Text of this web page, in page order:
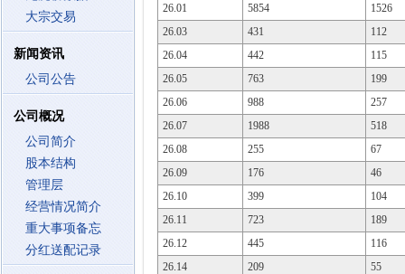
大宗交易
新闻资讯
公司公告
公司概况
公司简介
股本结构
管理层
经营情况简介
重大事项备忘
分红送配记录
26.01
5854
1526
26.03
431
112
26.04
442
115
26.05
763
199
26.06
988
257
26.07
1988
518
26.08
255
67
26.09
176
46
26.10
399
104
26.11
723
189
26.12
445
116
26.14
209
55